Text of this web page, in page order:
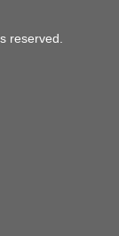
reserved.